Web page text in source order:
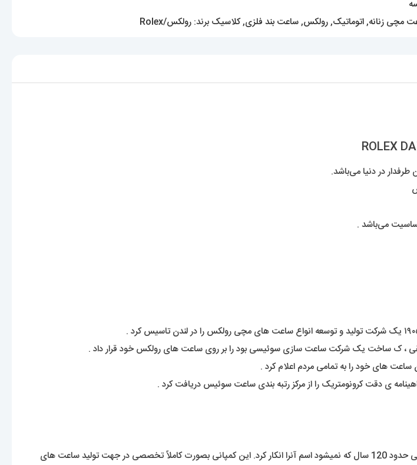
مچی زنانه,اتوماتیک,رولکس,ساعت بند فلزی,کلاسیک برند: رولکس/Rolex
در دنیا می‌باشد.
می‌باشد .
، ک ساخت یک شرکت ساعت سازی سوئیسی بود را بر روی ساعت های رولکس خود قرار داد .
های خود را به تمامی مردم اعلام کرد .
عملاً کسی داخل کشور یا دنیا نیست که اسم برند رولکس رو نشنیده باشد. یک برند شناخته شده با قدمتی حدود 120 سال که نمیشود اسم آنرا انکار کرد. این کمپانی بصورت کاملاً تخصصی در جهت تولید ساعت های